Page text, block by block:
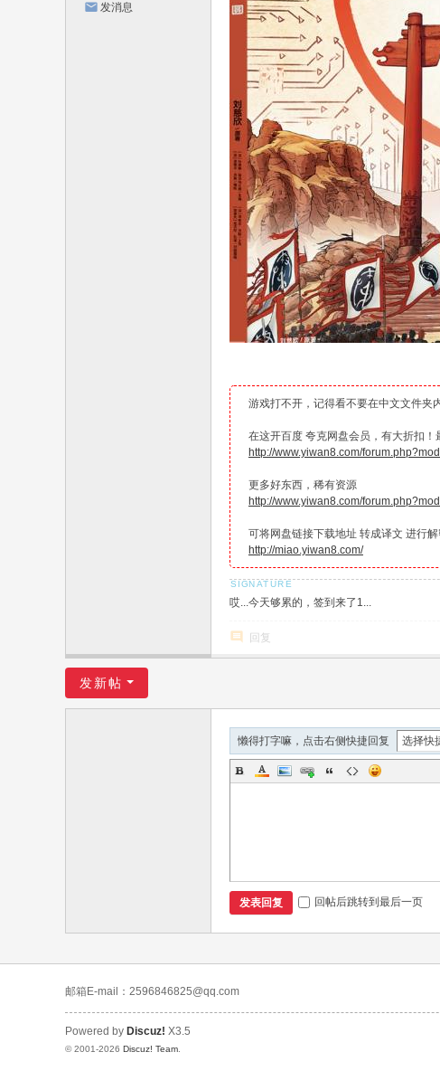
发消息
游戏打不开，记得看不要在中文文件夹
在这开百度 夸克网盘会员，有大折扣！
http://www.yiwan8.com/
更多好东西，稀有资源
http://www.yiwan8.com/
可将网盘链接下载地址 转成译文 进行
http://miao.yiwan8.com/
哎...今天够累的，签到来了1...
回复
发新帖
懒得打字嘛，点击右侧快捷回复
发表回复 回帖后跳转到最后一页
邮箱E-mail：2596846825@qq.com
Powered by Discuz! X3.5
© 2001-2026 Discuz! Team